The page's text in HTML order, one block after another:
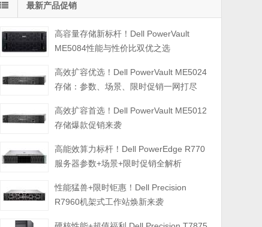
最新产品促销
高容量存储新标杆！Dell PowerVault
ME5084性能与性价比双优之选
高效扩容优选！Dell PowerVault ME5024
存储：参数、场景、限时促销一网打尽
高效扩容首选！Dell PowerVault ME5012
存储爆款促销来袭
高能效算力标杆！Dell PowerEdge R770
服务器参数+场景+限时促销全解析
性能猛兽+限时钜惠！Dell Precision
R7960机架式工作站焕新来袭